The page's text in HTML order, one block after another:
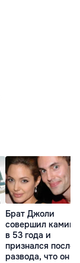
Брат Джоли
совершил
в 53 года и
признался после
развода, что он